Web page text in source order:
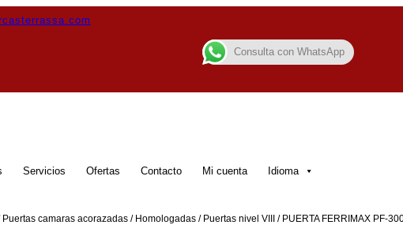
Servicios Ofertas Contacto Mi cuenta
Idioma
Puertas camaras acorazadas / Homologadas / Puertas nivel VIII / PUERTA FERRIMAX PF-
Consulta con WhatsApp